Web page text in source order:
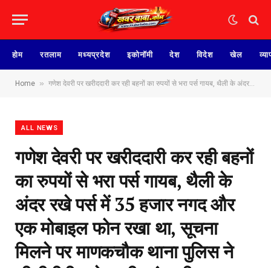
होम रतलाम मध्यप्रदेश इकोनॉमी देश विदेश खेल
Home » गणेश देवरी पर खरीददारी कर रही बहनों का रुपयों से भरा पर्स गायब, थैली के अंदर रखे पर्स में 35 हजार नगद और एक मोबाइल फोन रखा था, सूचना मिलने पर माणकचौक थाना पुलिस ने सीसीटीवी फुटेज की जांच की शुरु।
ALL NEWS
गणेश देवरी पर खरीददारी कर रही बहनों
का रुपयों से भरा पर्स गायब, थैली के
अंदर रखे पर्स में 35 हजार नगद और
एक मोबाइल फोन रखा था, सूचना
मिलने पर माणकचौक थाना पुलिस ने